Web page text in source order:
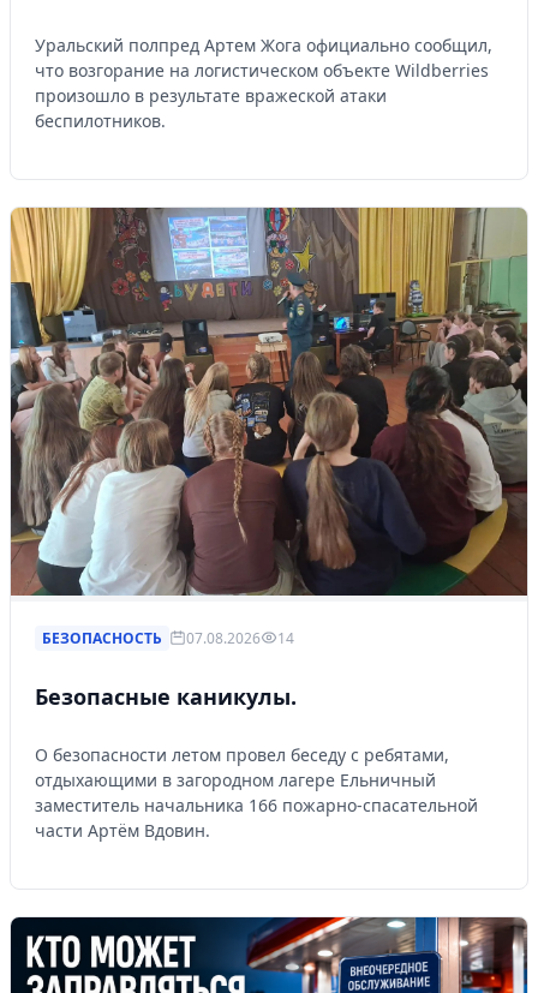
Уральский полпред Артем Жога официально сообщил,
что возгорание на логистическом объекте Wildberries
произошло в результате вражеской атаки
беспилотников.
БЕЗОПАСНОСТЬ 07.08.2026 14
Безопасные каникулы.
О безопасности летом провел беседу с ребятами,
отдыхающими в загородном лагере Ельничный
заместитель начальника 166 пожарно-спасательной
части Артём Вдовин.